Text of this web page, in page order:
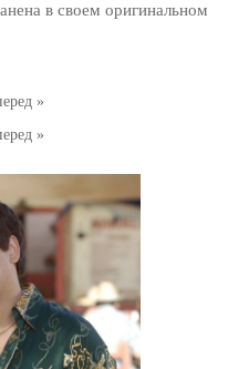
»
»
в своем оригинальном